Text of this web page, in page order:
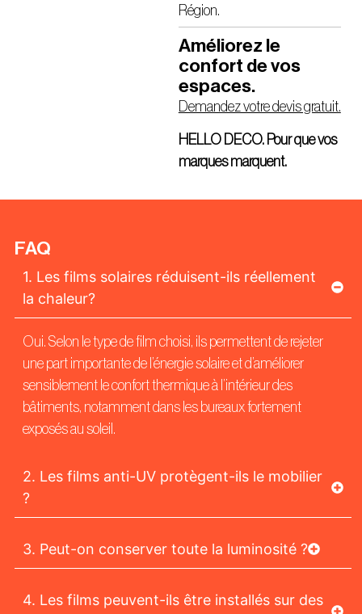
Région.
Améliorez le
confort de vos
espaces.
Demandez votre devis gratuit.
HELLO DECO. Pour que vos
marques marquent.
FAQ
1. Les films solaires réduisent-ils réellement
la chaleur?
Oui. Selon le type de film choisi, ils permettent de rejeter
une part importante de l’énergie solaire et d’améliorer
sensiblement le confort thermique à l’intérieur des
bâtiments, notamment dans les bureaux fortement
exposés au soleil.
2. Les films anti-UV protègent-ils le mobilier
?
3. Peut-on conserver toute la luminosité ?
4. Les films peuvent-ils être installés sur des